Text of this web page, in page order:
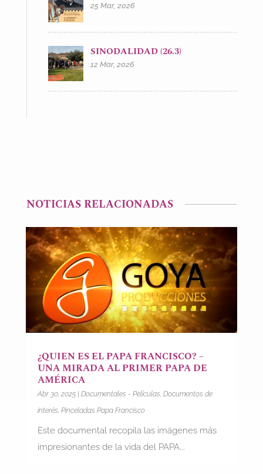
25 Mar, 2026
SINODALIDAD (26.3)
12 Mar, 2026
NOTICIAS RELACIONADAS
¿QUIEN ES EL PAPA FRANCISCO? –
UNA MIRADA AL PRIMER PAPA DE
AMÉRICA
Abr 30, 2025| Documentales - Películas, Documentos de
interés, Pinceladas Papa Francisco
Este documental recopila las imágenes más
impresionantes de la vida del PAPA...